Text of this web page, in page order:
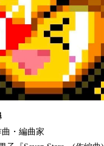
・編曲家